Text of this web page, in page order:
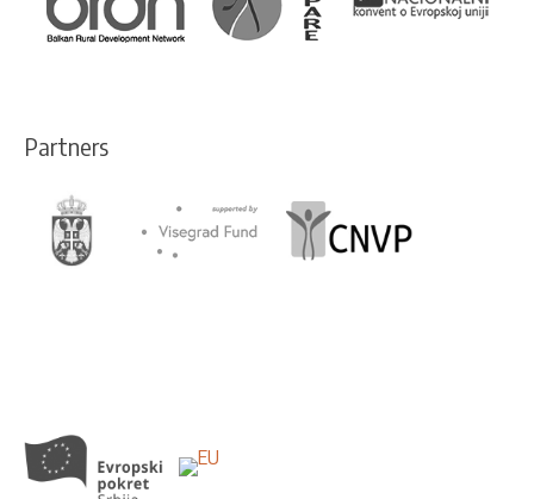
Partners